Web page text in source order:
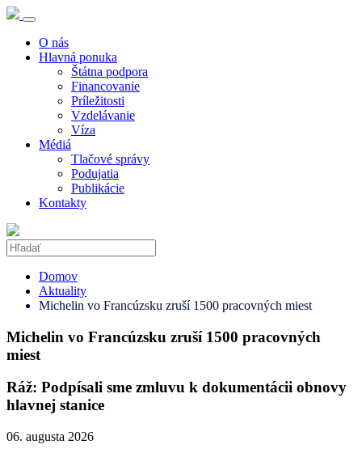
O nás
Hlavná ponuka
Štátna podpora
Financovanie
Príležitosti
Vzdelávanie
Víza
Médiá
Tlačové správy
Podujatia
Publikácie
Kontakty
Domov
Aktuality
Michelin vo Francúzsku zruší 1500 pracovných miest
Michelin vo Francúzsku zruší 1500 pracovných
miest
Ráž: Podpísali sme zmluvu k dokumentácii obnovy
hlavnej stanice
06. augusta 2026